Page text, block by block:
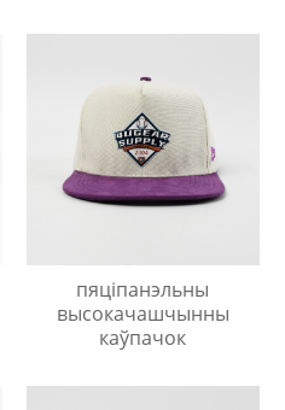
пяціпанэльны
высокачашчынны
каўпачок